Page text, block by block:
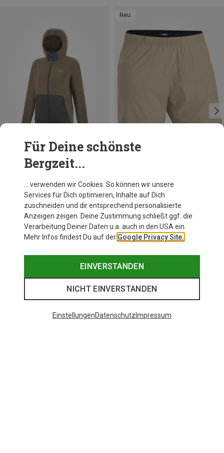
Du sparst 27%
Neu
Für Deine schönste
Bergzeit...
… verwenden wir Cookies. So können wir unsere
Services für Dich optimieren, Inhalte auf Dich
zuschneiden und dir entsprechend personalisierte
Anzeigen zeigen. Deine Zustimmung schließt ggf. die
Verarbeitung Deiner Daten u.a. auch in den USA ein.
Mehr Infos findest Du auf der Google Privacy Site.
EINVERSTANDEN
NICHT EINVERSTANDEN
EinstellungenDatenschutz Impressum